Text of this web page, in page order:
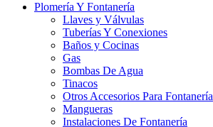
Plomería Y Fontanería
Llaves y Válvulas
Tuberías Y Conexiones
Baños y Cocinas
Gas
Bombas De Agua
Tinacos
Otros Accesorios Para Fontanería
Mangueras
Instalaciones De Fontanería